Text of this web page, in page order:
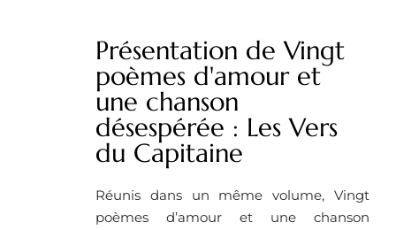
Présentation de Vingt
poèmes d'amour et
une chanson
désespérée : Les Vers
du Capitaine
Réunis dans un même volume, Vingt
poèmes d’amour et une chanson